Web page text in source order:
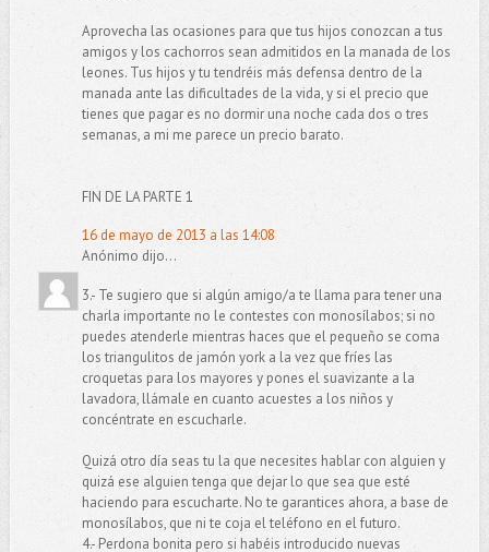
Aprovecha las ocasiones para que tus hijos conozcan a tus
amigos y los cachorros sean admitidos en la manada de los
leones. Tus hijos y tu tendréis más defensa dentro de la
manada ante las dificultades de la vida, y si el precio que
tienes que pagar es no dormir una noche cada dos o tres
semanas, a mi me parece un precio barato.
FIN DE LA PARTE 1
16 de mayo de 2013 a las 14:08
Anónimo dijo...
3.- Te sugiero que si algún amigo/a te llama para tener una
charla importante no le contestes con monosílabos; si no
puedes atenderle mientras haces que el pequeño se coma
los triangulitos de jamón york a la vez que fríes las
croquetas para los mayores y pones el suavizante a la
lavadora, llámale en cuanto acuestes a los niños y
concéntrate en escucharle.
Quizá otro día seas tu la que necesites hablar con alguien y
quizá ese alguien tenga que dejar lo que sea que esté
haciendo para escucharte. No te garantices ahora, a base de
monosílabos, que ni te coja el teléfono en el futuro.
4.- Perdona bonita pero si habéis introducido nuevas